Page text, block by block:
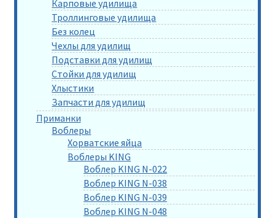
Карповые удилища
Троллинговые удилища
Без колец
Чехлы для удилищ
Подставки для удилищ
Стойки для удилищ
Хлыстики
Запчасти для удилищ
Приманки
Воблеры
Хорватские яйца
Воблеры KING
Воблер KING N-022
Воблер KING N-038
Воблер KING N-039
Воблер KING N-048